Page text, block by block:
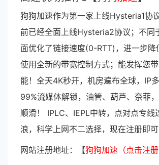
狗狗加速作为第一家上线Hysteria1协
前已经全面上线Hysteria2协议；不同
面优化了链接速度(0-RTT)，进一步降
使用全新的带宽控制方式；能发挥您
能！全天4K秒开，机房遍布全球，IP多
99%流媒体解锁，油管、葫芦、奈菲
顺滑！ IPLC、IEPL中转，点对点专线
浪，科学上网不二选择，现在注册即可
网站注册地址：【狗狗加速（点击注册